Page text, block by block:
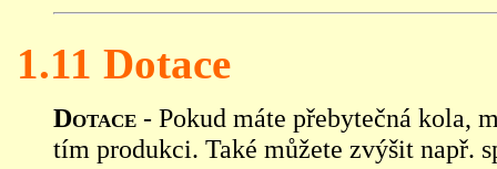
1.11 Dotace
Dotace - Pokud máte přebytečná kola,
tím produkci. Také můžete zvýšit např.